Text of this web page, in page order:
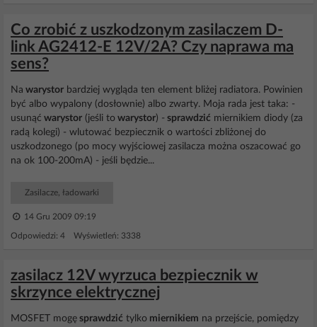
Co zrobić z uszkodzonym zasilaczem D-
link AG2412-E 12V/2A? Czy naprawa ma
sens?
Na warystor bardziej wygląda ten element bliżej radiatora. Powinien
być albo wypalony (dosłownie) albo zwarty. Moja rada jest taka: -
usunąć warystor (jeśli to warystor) - sprawdzić miernikiem diody (za
radą kolegi) - wlutować bezpiecznik o wartości zbliżonej do
uszkodzonego (po mocy wyjściowej zasilacza można oszacować go
na ok 100-200mA) - jeśli będzie...
Zasilacze, ładowarki
14 Gru 2009 09:19
Odpowiedzi: 4 Wyświetleń: 3338
zasilacz 12V wyrzuca bezpiecznik w
skrzynce elektrycznej
MOSFET mogę sprawdzić tylko miernikiem na przejście, pomiędzy